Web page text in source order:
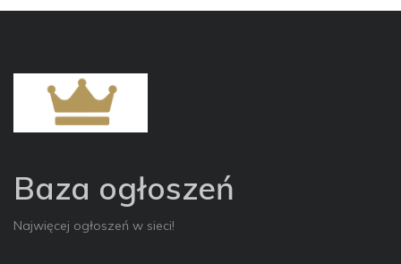
Baza ogłoszeń
Najwięcej ogłoszeń w sieci!